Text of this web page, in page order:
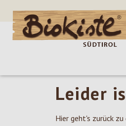
Hauptinhalt springen
Zur Suche springen
Zur Hauptnavigation springen
Leider
Hier geht's zurück zu